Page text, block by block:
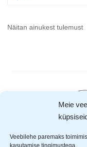
Meie
Veebilehe paremaks
kasutamise tingimustega.
Näitan ainukest tulemust